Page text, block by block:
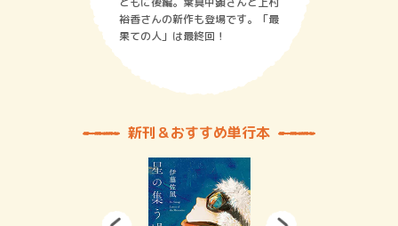
裕香さんの新作も登場です。「最
果ての人」は最終回！
新刊＆おすすめ単行本